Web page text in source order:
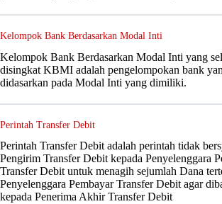
Kelompok Bank Berdasarkan Modal Inti
Kelompok Bank Berdasarkan Modal Inti yang
disingkat KBMI adalah pengelompokan bank
didasarkan pada Modal Inti yang dimiliki.
Perintah Transfer Debit
Perintah Transfer Debit adalah perintah tidak
Pengirim Transfer Debit kepada Penyelenggara
Transfer Debit untuk menagih sejumlah Dana
Penyelenggara Pembayar Transfer Debit agar
kepada Penerima Akhir Transfer Debit